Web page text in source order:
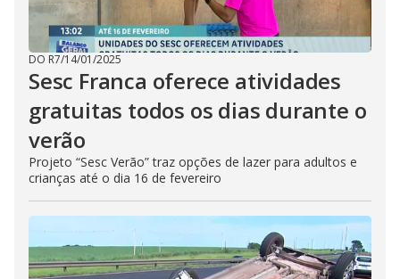
DO R7/14/01/2025
Sesc Franca oferece atividades
gratuitas todos os dias durante o
verão
Projeto “Sesc Verão” traz opções de lazer para adultos e
crianças até o dia 16 de fevereiro